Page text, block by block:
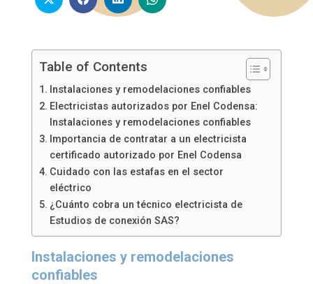
Table of Contents
Instalaciones y remodelaciones confiables
Electricistas autorizados por Enel Codensa:
Instalaciones y remodelaciones confiables
Importancia de contratar a un electricista
certificado autorizado por Enel Codensa
Cuidado con las estafas en el sector
eléctrico
¿Cuánto cobra un técnico electricista de
Estudios de conexión SAS?
Instalaciones y remodelaciones
confiables